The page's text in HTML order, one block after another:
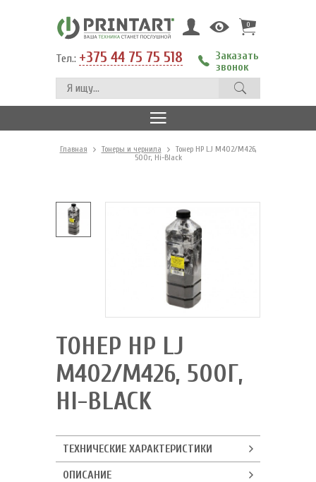
0
Тел.: +375 44 75 75 518
Заказать
звонок
Главная Тонеры и чернила
Тонер HP LJ M402/M426,
500г, Hi-Black
ТОНЕР HP LJ
M402/M426, 500Г,
HI-BLACK
ТЕХНИЧЕСКИЕ ХАРАКТЕРИСТИКИ
ОПИСАНИЕ